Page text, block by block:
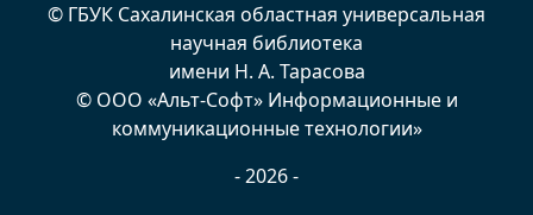
© ГБУК Сахалинская областная универсальная
научная библиотека
имени Н. А. Тарасова
© ООО «Альт-Софт» Информационные и
коммуникационные технологии»
- 2026 -